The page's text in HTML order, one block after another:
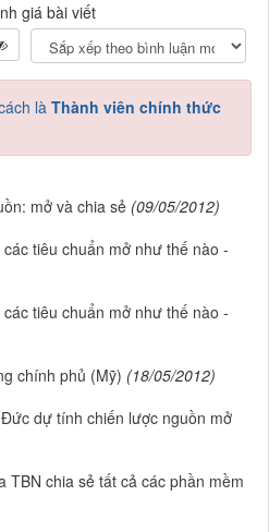
giá bài viết
là Thành viên chính thức
mở và chia sẻ (09/05/2012)
tiêu chuẩn mở như thế nào -
tiêu chuẩn mở như thế nào -
chính phủ (Mỹ) (18/05/2012)
dự tính chiến lược nguồn mở
TBN chia sẻ tất cả các phần mềm